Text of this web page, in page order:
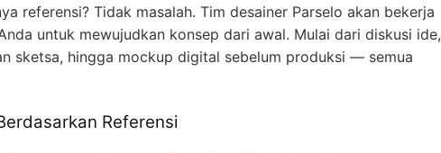
referensi? Tidak masalah. Tim desainer Parselo akan bekerja
untuk mewujudkan konsep dari awal. Mulai dari diskusi ide,
sketsa, hingga mockup digital sebelum produksi — semua
Referensi